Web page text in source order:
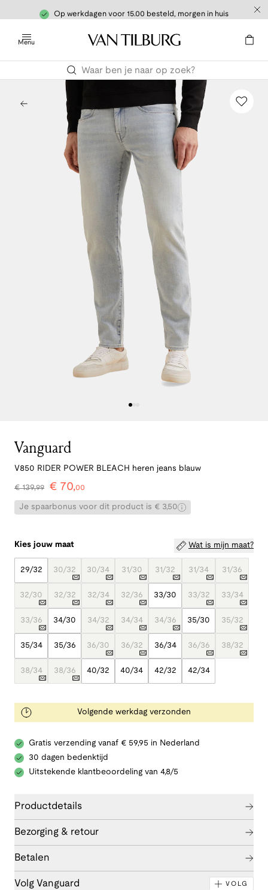
Op werkdagen voor 15.00 besteld, morgen in huis
Menu
Vanguard
V850 RIDER POWER BLEACH heren jeans blauw
€139,99 € 70,00
Je spaarbonus voor dit product is € 3,50
Kies jouw maat Wat is mijn maat?
29/32 30/32 30/34 31/30 31/32 31/34 31/36
32/30 32/32 32/34 32/36 33/30 33/32 33/34
33/36 34/30 34/32 34/34 34/36 35/30 35/32
35/34 35/36 36/30 36/32 36/34 36/36 38/32
38/34 38/36 40/32 40/34 42/32 42/34
Volgende werkdag verzonden
Gratis verzending vanaf € 59,95 in Nederland
30 dagen bedenktijd
Uitstekende klantbeoordeling van 4,8/5
Productdetails
Bezorging & retour
Betalen
Volg Vanguard VOLG